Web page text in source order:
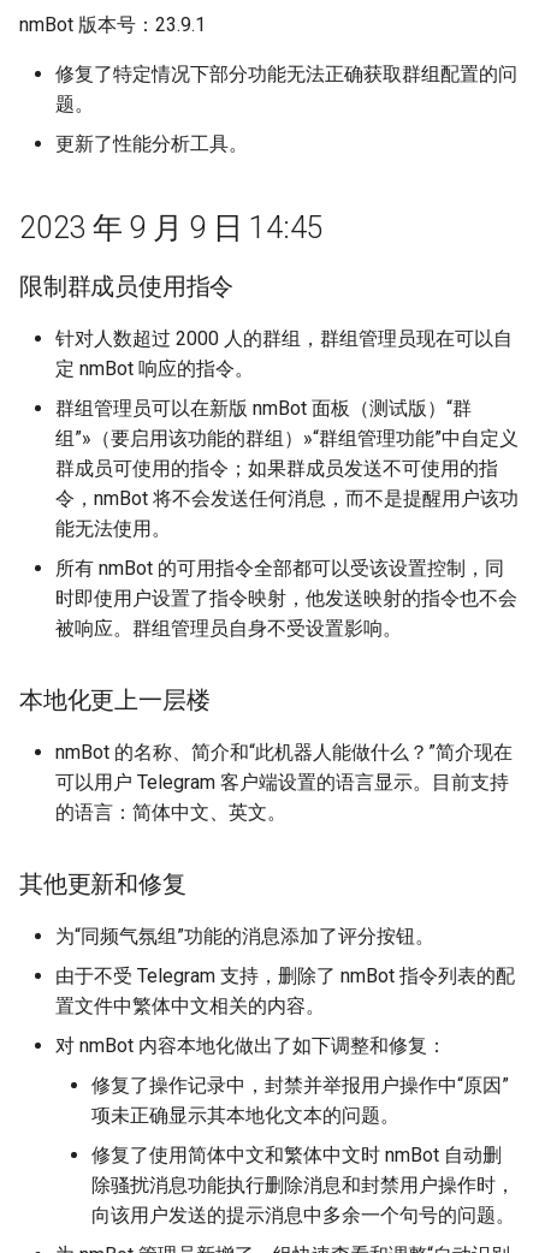
关键词回复
群组娱乐功能
群组定时任务（原锁定模式）
banme
入群验证
频道透视眼
同频气氛组
自动识别并删除骚扰消息
nmBot 版本号：23.9.1
修复了特定情况下部分功能无法正确获取群组配置的问
题。
更新了性能分析工具。
2023 年 9 月 9 日 14:45
限制群成员使用指令
针对人数超过 2000 人的群组，群组管理员现在可以自
定 nmBot 响应的指令。
群组管理员可以在新版 nmBot 面板（测试版）“群
组”»（要启用该功能的群组）»“群组管理功能”中自定义
群成员可使用的指令；如果群成员发送不可使用的指
令，nmBot 将不会发送任何消息，而不是提醒用户该功
能无法使用。
所有 nmBot 的可用指令全部都可以受该设置控制，同
时即使用户设置了指令映射，他发送映射的指令也不会
被响应。群组管理员自身不受设置影响。
本地化更上一层楼
nmBot 的名称、简介和“此机器人能做什么？”简介现在
可以用户 Telegram 客户端设置的语言显示。目前支持
的语言：简体中文、英文。
其他更新和修复
为“同频气氛组”功能的消息添加了评分按钮。
由于不受 Telegram 支持，删除了 nmBot 指令列表的配
置文件中繁体中文相关的内容。
对 nmBot 内容本地化做出了如下调整和修复：
修复了操作记录中，封禁并举报用户操作中“原因”
项未正确显示其本地化文本的问题。
修复了使用简体中文和繁体中文时 nmBot 自动删
除骚扰消息功能执行删除消息和封禁用户操作时，
向该用户发送的提示消息中多余一个句号的问题。